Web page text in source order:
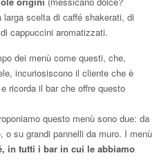
scelta di caffé shakerati, di
cappuccini aromatizzati.
dei menù come questi, che,
incuriosiscono il cliente che è
ricorda il bar che offre questo
questo menù sono due: da
su grandi pannelli da muro. I menù
in tutti i bar in cui le abbiamo